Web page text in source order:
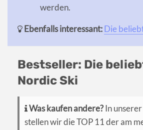
werden.
Ebenfalls interessant:Die
Bestseller: Die
Nordic Ski
Was kaufen andere?In
stellen wir die TOP 11 der am